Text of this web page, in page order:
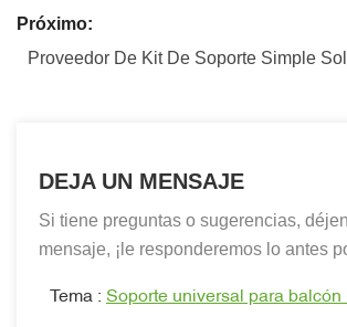
Próximo:
Proveedor De Kit De Soporte Simple
DEJA UN MENSAJE
Si tiene preguntas o sugerencias,
mensaje, ¡le responderemos lo antes
Tema : Soporte universal para balcón